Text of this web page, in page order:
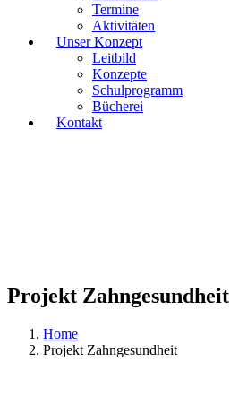
Termine
Aktivitäten
Unser Konzept
Leitbild
Konzepte
Schulprogramm
Bücherei
Kontakt
Projekt Zahngesundheit
Home
Projekt Zahngesundheit